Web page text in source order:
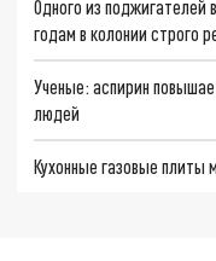
Одного из поджигателей
годам в колонии строго
Ученые: аспирин
людей
Кухонные газовые плиты